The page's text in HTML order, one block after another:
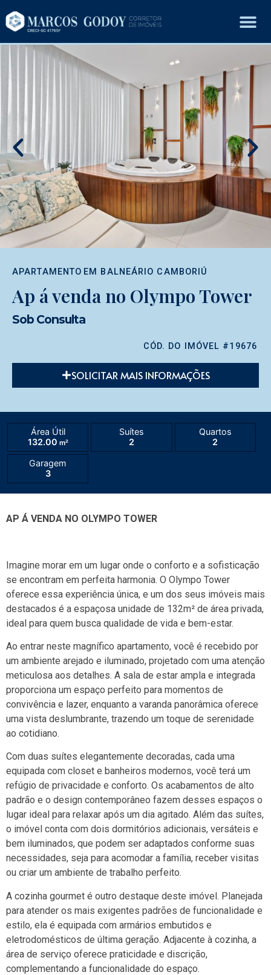
APARTAMENTO EM BALNEÁRIO CAMBORIÚ
Ap á venda no Olympo Tower
Sob Consulta
CÓD. DO IMÓVEL #19676
SOLICITAR MAIS INFORMAÇÕES
Área Útil
132.00 m²
Suítes
2
Quartos
2
Garagem
3
AP Á VENDA NO OLYMPO TOWER
Imagine morar em um lugar onde o conforto e a sofisticação
se encontram em perfeita harmonia. O Olympo Tower
oferece essa experiência única, e um dos seus imóveis mais
destacados é a espaçosa unidade de 132m² de área privada,
ideal para quem busca qualidade de vida e bem-estar.
Ao entrar neste magnífico apartamento, você é recebido por
um ambiente arejado e iluminado, projetado com uma atenção
meticulosa aos detalhes. A sala de estar ampla e integrada
proporciona um espaço perfeito para momentos de
convivência e lazer, enquanto a varanda panorâmica oferece
uma vista deslumbrante, trazendo um toque de serenidade
ao cotidiano.
Com duas suítes elegantemente decoradas, cada uma
equipada com closet e banheiros modernos, você terá um
refúgio de privacidade e conforto. Os acabamentos de alto
padrão e o design contemporâneo fazem desses espaços o
lugar ideal para relaxar após um dia agitado. Além das suítes,
o imóvel conta com dois dormitórios adicionais, versáteis e
bem iluminados, que podem ser adaptados conforme suas
necessidades, seja para acomodar a família, receber visitas
ou criar um ambiente de trabalho perfeito.
A cozinha gourmet é outro destaque deste imóvel. Planejada
para atender os mais exigentes padrões de funcionalidade e
estilo, ela é equipada com armários embutidos e
eletrodomésticos de última geração. Adjacente à cozinha, a
área de serviço oferece praticidade e discrição,
complementando a funcionalidade do espaço.